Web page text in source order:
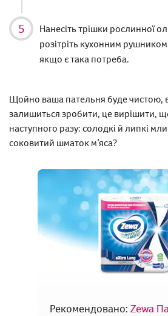
Рекомендовано: Zewa
Нанесіть трішки рослинної
розітріть кухонним
якщо є така потреба.
Щойно ваша пательня буде чистою,
залишиться зробити, це вирішити,
наступного разу: солодкі й липкі
соковитий шматок м’яса?